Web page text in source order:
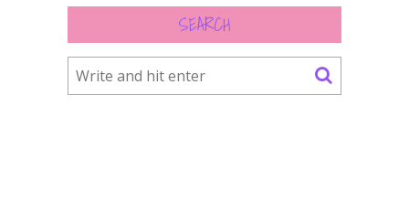
SEARCH